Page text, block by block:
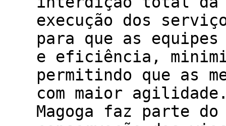
execução dos
para que as equipes
e eficiência,
permitindo que as
com maior
Magoga faz parte